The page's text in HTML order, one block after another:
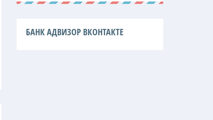
БАНК АДВИЗОР ВКОНТАКТЕ